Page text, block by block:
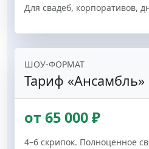
Для свадеб, корпоративов,
ШОУ-ФОРМАТ
Тариф «Ансамбль»
от 65 000 ₽
4–6 скрипок. Полноценное